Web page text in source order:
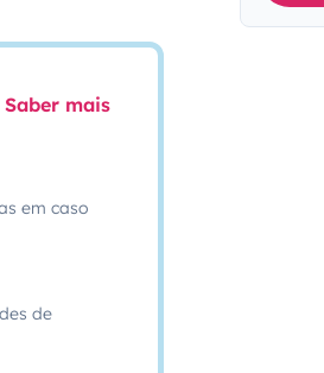
Saber mais
em caso
de